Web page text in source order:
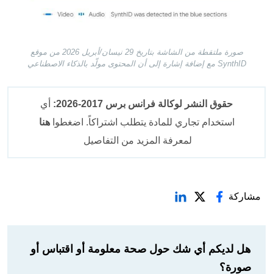
صورة ملتقطة من الشاشة بتاريخ 29 نيسان/أبريل 2026 من موقع
SynthID مع إضافة إشارة إلى أن المحتوى مولّد بالذكاء الاصطناعي
حقوق النشر لوكالة فرانس برس 2017-2026:
أي
استخدام تجاري للمادة يتطلب اشتراكاً. اضغطواهنا
لمعرفة المزيد من التفاصيل
مشاركة
هل لديكم أي شك حول صحة معلومة أو اقتباس أو
صورة؟